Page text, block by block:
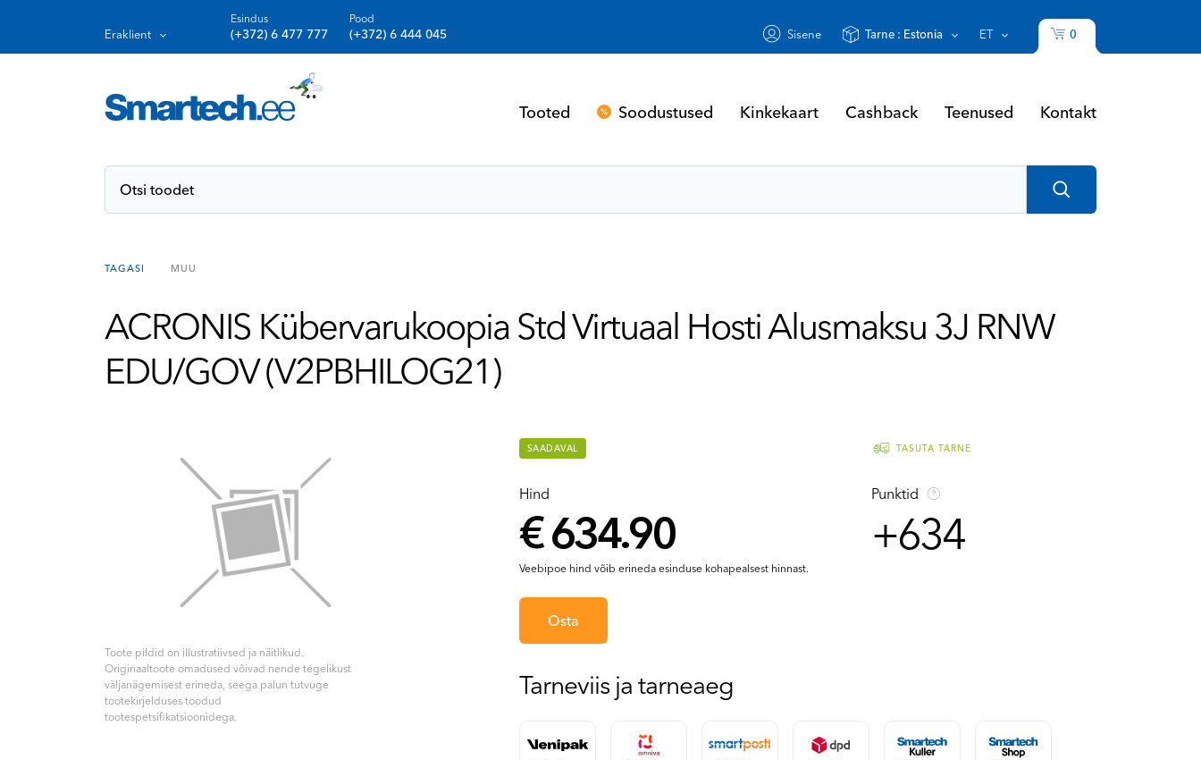
Eraklient
Esindus
(+372) 6 477 777
Pood
(+372) 6 444 045 Sisene Tarne : Estonia ET 0
Tooted Soodustused Kinkekaart Cashback Teenused Kontakt
TAGASI MUU
ACRONIS Kübervarukoopia Std Virtuaal Hosti Alusmaksu 3J RNW
EDU/GOV (V2PBHILOG21)
Toote pildid on illustratiivsed ja näitlikud.
Originaaltoote omadused võivad nende tegelikust
väljanägemisest erineda, seega palun tutvuge
tootekirjelduses toodud
tootespetsifikatsioonidega.
SAADAVAL
Hind
€ 634.90
Veebipoe hind võib erineda esinduse kohapealsest hinnast.
TASUTA TARNE
Punktid
+634
Osta
Tarneviis ja tarneaeg